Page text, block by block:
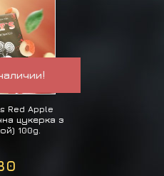
Red Apple
цукерка з
100g.